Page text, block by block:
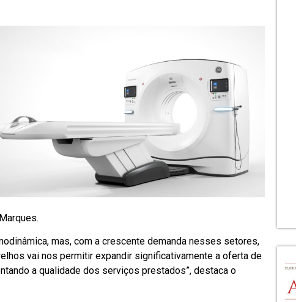
mas, com a crescente demanda nesses setores,
vai nos permitir expandir significativamente a oferta de
a qualidade dos serviços prestados”, destaca o